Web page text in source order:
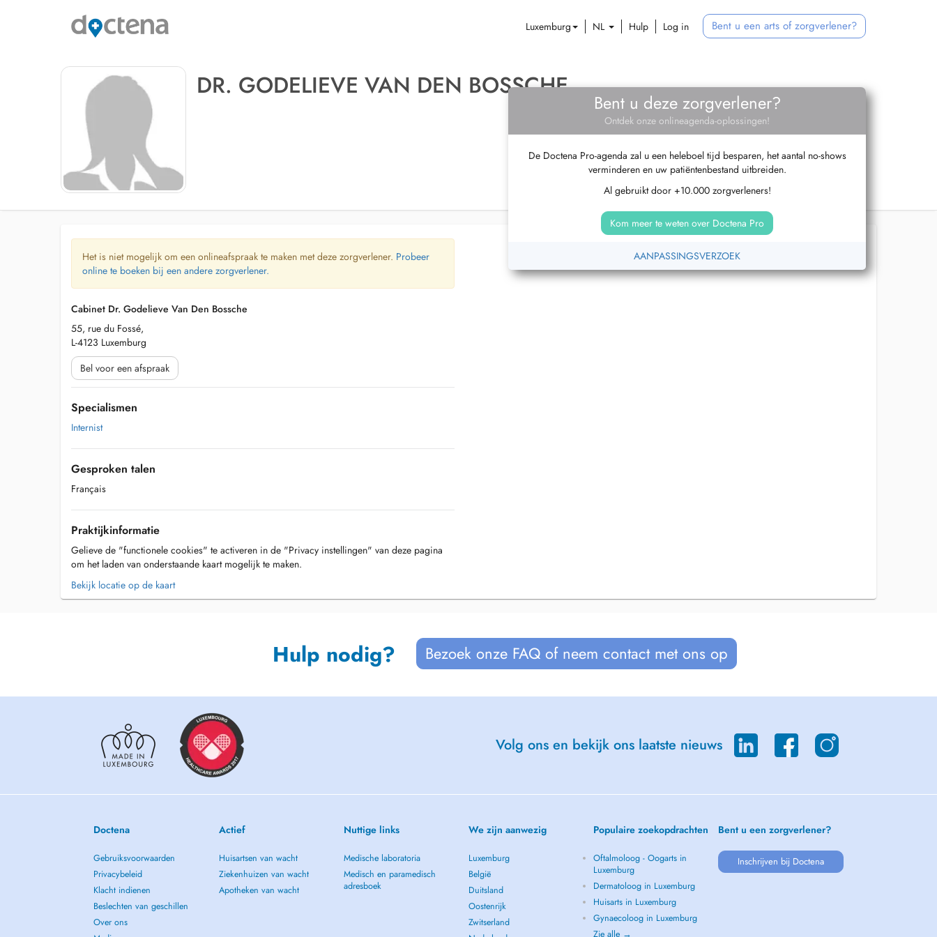
Luxemburg NL Hulp Log in Bent u een arts of zorgverlener?
DR. GODELIEVE VAN DEN BOSSCHE
Bent u deze zorgverlener?
Ontdek onze onlineagenda-oplossingen!
De Doctena Pro-agenda zal u een heleboel tijd besparen, het aantal no-shows
verminderen en uw patiëntenbestand uitbreiden.
Al gebruikt door +10.000 zorgverleners!
Kom meer te weten over Doctena Pro
AANPASSINGSVERZOEK
Het is niet mogelijk om een onlineafspraak te maken met deze zorgverlener. Probeer
online te boeken bij een andere zorgverlener.
Cabinet Dr. Godelieve Van Den Bossche
55, rue du Fossé,
L-4123 Luxemburg
Bel voor een afspraak
Specialismen
Internist
Gesproken talen
Français
Praktijkinformatie
Gelieve de "functionele cookies" te activeren in de "Privacy instellingen" van deze pagina
om het laden van onderstaande kaart mogelijk te maken.
Bekijk locatie op de kaart
Hulp nodig? Bezoek onze FAQ of neem contact met ons op
Volg ons en bekijk ons laatste nieuws
Doctena
Gebruiksvoorwaarden
Privacybeleid
Klacht indienen
Beslechten van geschillen
Over ons
Actief
Huisartsen van wacht
Ziekenhuizen van wacht
Apotheken van wacht
Nuttige links
Medische laboratoria
Medisch en paramedisch
adresboek
We zijn aanwezig
Luxemburg
België
Duitsland
Oostenrijk
Zwitserland
Populaire zoekopdrachten
Oftalmoloog - Oogarts in
Luxemburg
Dermatoloog in Luxemburg
Huisarts in Luxemburg
Gynaecoloog in Luxemburg
Zie alle →
Bent u een zorgverlener?
Inschrijven bij Doctena